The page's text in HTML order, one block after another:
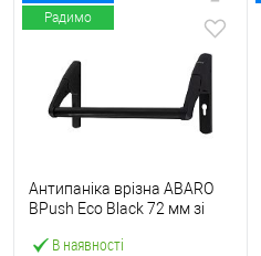
Радимо
В наявності
Антипаніка врізна ABARO
BPush Eco Black 72 мм зі